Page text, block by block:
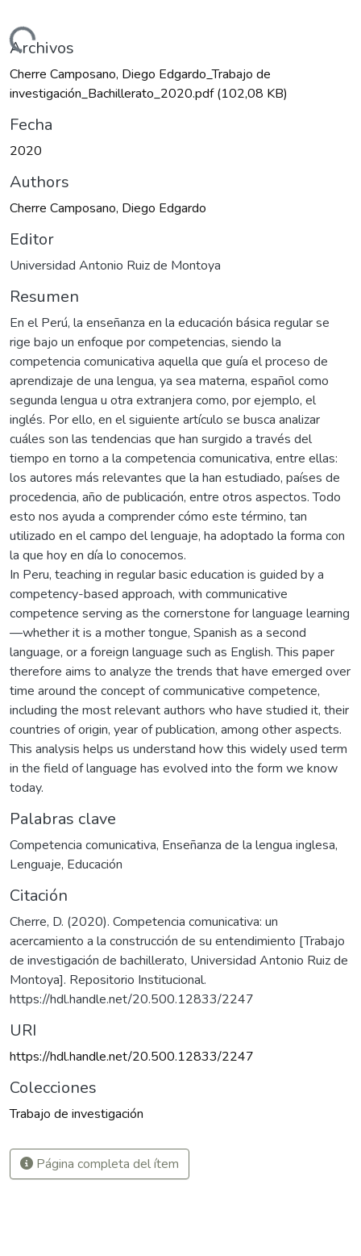
Archivos
Cherre Camposano, Diego Edgardo_Trabajo de
investigación_Bachillerato_2020.pdf(102,08 KB)
Fecha
2020
Authors
Cherre Camposano, Diego Edgardo
Editor
Universidad Antonio Ruiz de Montoya
Resumen
En el Perú, la enseñanza en la educación básica regular se
rige bajo un enfoque por competencias, siendo la
competencia comunicativa aquella que guía el proceso de
aprendizaje de una lengua, ya sea materna, español como
segunda lengua u otra extranjera como, por ejemplo, el
inglés. Por ello, en el siguiente artículo se busca analizar
cuáles son las tendencias que han surgido a través del
tiempo en torno a la competencia comunicativa, entre ellas:
los autores más relevantes que la han estudiado, países de
procedencia, año de publicación, entre otros aspectos. Todo
esto nos ayuda a comprender cómo este término, tan
utilizado en el campo del lenguaje, ha adoptado la forma con
la que hoy en día lo conocemos.
In Peru, teaching in regular basic education is guided by a
competency-based approach, with communicative
competence serving as the cornerstone for language learning
—whether it is a mother tongue, Spanish as a second
language, or a foreign language such as English. This paper
therefore aims to analyze the trends that have emerged over
time around the concept of communicative competence,
including the most relevant authors who have studied it, their
countries of origin, year of publication, among other aspects.
This analysis helps us understand how this widely used term
in the field of language has evolved into the form we know
today.
Palabras clave
Competencia comunicativa, Enseñanza de la lengua inglesa,
Lenguaje, Educación
Citación
Cherre, D. (2020). Competencia comunicativa: un
acercamiento a la construcción de su entendimiento [Trabajo
de investigación de bachillerato, Universidad Antonio Ruiz de
Montoya]. Repositorio Institucional.
https://hdl.handle.net/20.500.12833/2247
URI
https://hdl.handle.net/20.500.12833/2247
Colecciones
Trabajo de investigación
Página completa del ítem